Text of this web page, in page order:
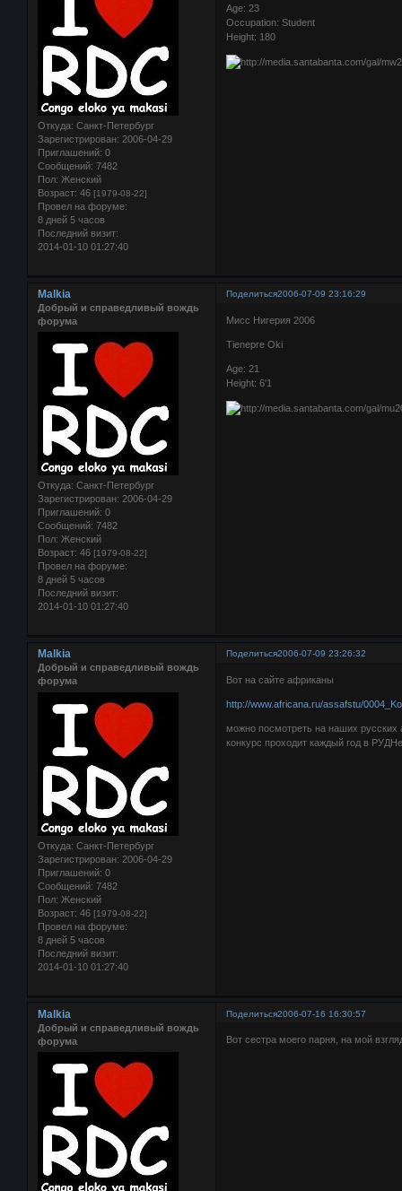
Откуда: Санкт-Петербург
Зарегистрирован: 2006-04-29
Приглашений: 0
Сообщений: 7482
Пол: Женский
Возраст: 46 [1979-08-22]
Провел на форуме:
8 дней 5 часов
Последний визит:
2014-01-10 01:27:40
Age: 23
Occupation: Student
Height: 180
Поделиться2006-07-09 23:16:29
Malkia
Добрый и справедливый вождь
форума
Откуда: Санкт-Петербург
Зарегистрирован: 2006-04-29
Приглашений: 0
Сообщений: 7482
Пол: Женский
Возраст: 46 [1979-08-22]
Провел на форуме:
8 дней 5 часов
Последний визит:
2014-01-10 01:27:40
Мисс Нигерия 2006
Tienepre Oki
Age: 21
Height: 6'1
Поделиться2006-07-09 23:26:32
Malkia
Добрый и справедливый вождь
форума
Откуда: Санкт-Петербург
Зарегистрирован: 2006-04-29
Приглашений: 0
Сообщений: 7482
Пол: Женский
Возраст: 46 [1979-08-22]
Провел на форуме:
8 дней 5 часов
Последний визит:
2014-01-10 01:27:40
Вот на сайте африканы
http://www.africana.ru/assafstu/
можно посмотреть на наших русских
конкурс проходит каждый год в
Поделиться2006-07-16 16:30:57
Malkia
Добрый и справедливый вождь
форума
Вот сестра моего парня, на мой